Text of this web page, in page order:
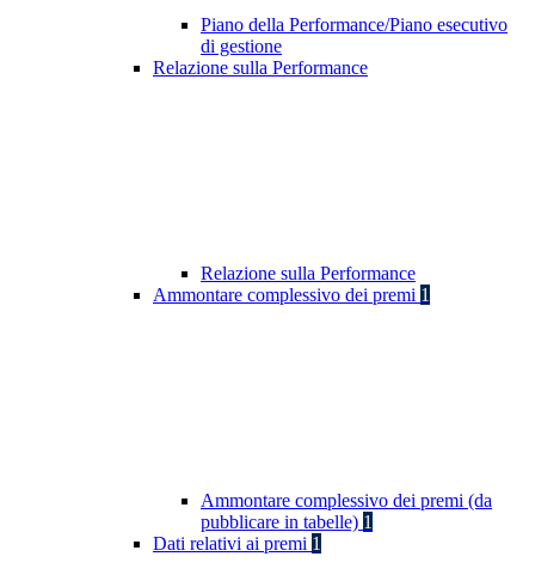
Piano della Performance/Piano esecutivo
di gestione
Relazione sulla Performance
Relazione sulla Performance
Ammontare complessivo dei premi 1
Ammontare complessivo dei premi (da
pubblicare in tabelle) 1
Dati relativi ai premi 1